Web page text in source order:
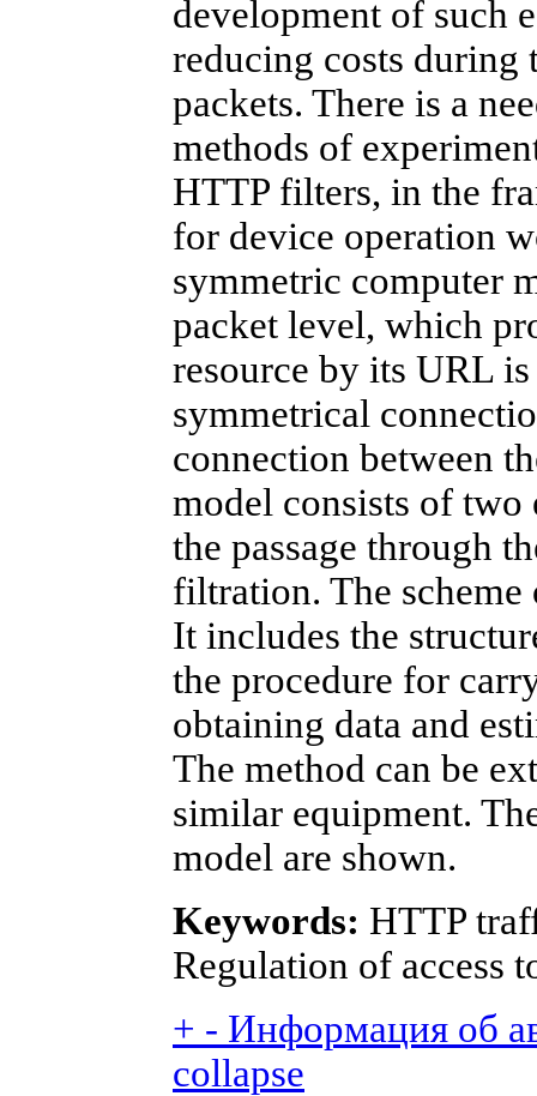
development of such
reducing costs during
packets. There is a
methods of
HTTP filters, in the
for device operation
symmetric computer
packet level, which
resource by its URL
symmetrical
connection between
model consists of
the passage through
filtration. The
It includes the
the procedure for
obtaining data and
The method can be
similar equipment.
model are shown.
Keywords: HTTP
Regulation of access
+ - Информация об
collapse